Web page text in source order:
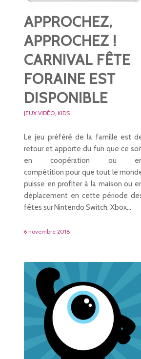
APPROCHEZ,
APPROCHEZ !
CARNIVAL FÊTE
FORAINE EST
DISPONIBLE
JEUX VIDÉO, KIDS
Le jeu préféré de la famille est
retour et apporte du fun que ce
en coopération ou
compétition pour que tout le
puisse en profiter à la maison ou
déplacement en cette période
fêtes sur Nintendo Switch, Xbox…
6 novembre 2018